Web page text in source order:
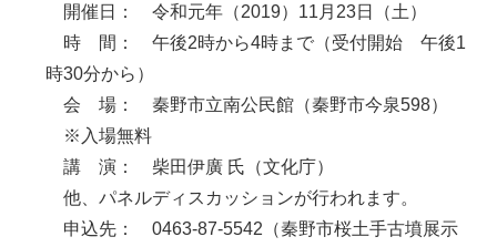
開催日： 令和元年（2019）11月23日（土）
時 間： 午後2時から4時まで（受付開始 午後1
時30分から）
会 場： 秦野市立南公民館（秦野市今泉598）
※入場無料
講 演： 柴田伊廣 氏（文化庁）
他、パネルディスカッションが行われます。
申込先： 0463-87-5542（秦野市桜土手古墳展示